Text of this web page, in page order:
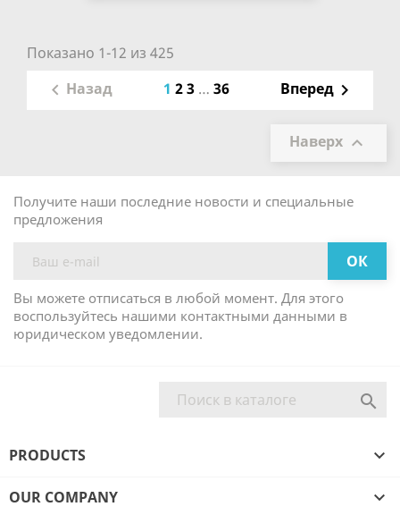
Показано 1-12 из 425
 Назад 1 23 … 36 Вперед 
Наверх 
Получите наши последние новости и специальные
предложения
Вы можете отписаться в любой момент. Для этого
воспользуйтесь нашими контактными данными в
юридическом уведомлении.

PRODUCTS 
OUR COMPANY 